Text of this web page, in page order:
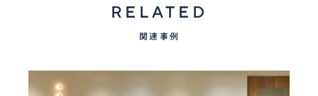
RELATED
関連事例